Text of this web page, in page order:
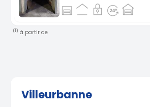
(1) à partir de
Villeurbanne